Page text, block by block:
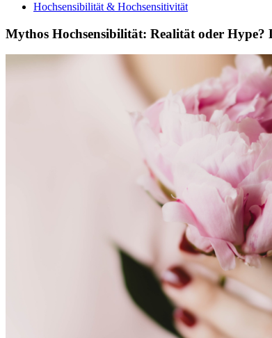
Hochsensibilität & Hochsensitivität
Mythos Hochsensibilität: Realität oder